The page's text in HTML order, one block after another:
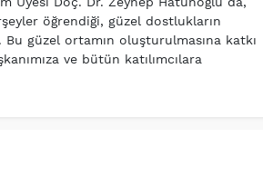
öğrendiği, güzel dostlukların
güzel ortamın oluşturulmasına katkı
ve bütün katılımcılara